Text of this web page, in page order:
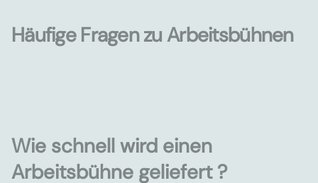
Häufige Fragen zu Arbeitsbühnen
Wie schnell wird einen
Arbeitsbühne geliefert ?